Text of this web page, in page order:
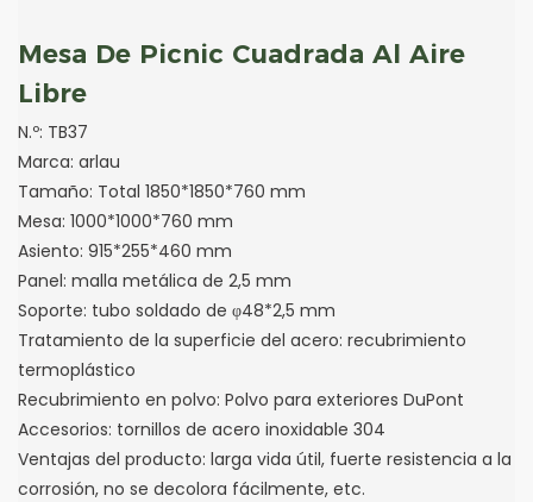
Mesa De Picnic Cuadrada Al Aire
Libre
N.º: TB37
Marca: arlau
Tamaño: Total 1850*1850*760 mm
Mesa: 1000*1000*760 mm
Asiento: 915*255*460 mm
Panel: malla metálica de 2,5 mm
Soporte: tubo soldado de φ48*2,5 mm
Tratamiento de la superficie del acero: recubrimiento
termoplástico
Recubrimiento en polvo: Polvo para exteriores DuPont
Accesorios: tornillos de acero inoxidable 304
Ventajas del producto: larga vida útil, fuerte resistencia a la
corrosión, no se decolora fácilmente, etc.